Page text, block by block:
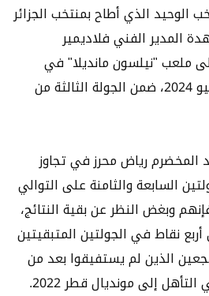
الوحيد الذي أطاح بمنتخب الجزائر
المدير الفني فلاديمير
ملعب "نيلسون مانديلا" في
العاصمة الجزائرية في يونيو 2024، ضمن الجولة الثالثة من
المخضرم رياض محرز في تجاوز
السابعة والثامنة على التوالي
وبغض النظر عن بقية النتائج،
نقاط في الجولتين المتبقيتين
الذين لم يستفيقوا بعد من
إلى مونديال قطر 2022.